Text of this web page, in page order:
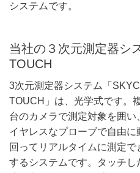
システムです。
当社の３次元測定器
TOUCH
3次元測定器システム「
TOUCH」は、光学式です。
台のカメラで測定対象を囲い
イヤレスなプローブで自由に
回ってリアルタイムに測定
するシステムです。タッチ